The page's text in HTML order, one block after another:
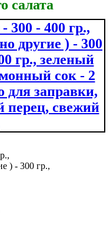
салата
) - 300 гр.,